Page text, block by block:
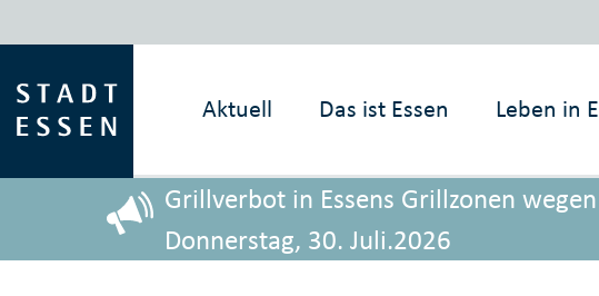
Aktuell Das ist Essen Leben in
Grillverbot in Essens Grillzonen
Donnerstag, 30. Juli.2026